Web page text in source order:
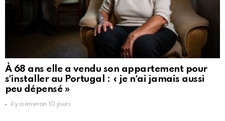
À 68 ans elle a vendu son appartement pour
sʼinstaller au Portugal : « je nʼai jamais aussi
peu dépensé »
il y a environ 10 jours